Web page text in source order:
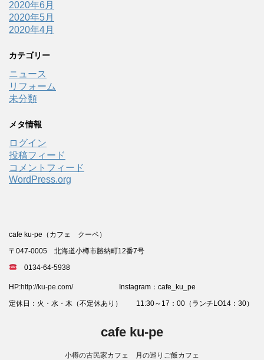
2020年6月
2020年5月
2020年4月
カテゴリー
ニュース
リフォーム
未分類
メタ情報
ログイン
投稿フィード
コメントフィード
WordPress.org
cafe ku-pe（カフェ クーペ）
〒047-0005 北海道小樽市勝納町12番7号
0134-64-5938
HP:http://ku-pe.com/
Instagram：cafe_ku_pe
定休日：火・水・木（不定休あり） 11:30～17：00（ランチLO14：30）
cafe ku-pe
小樽の古民家カフェ 月の巡りご飯カフェ